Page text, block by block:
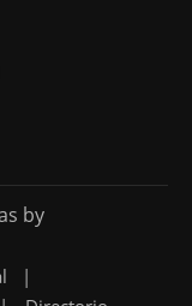
by